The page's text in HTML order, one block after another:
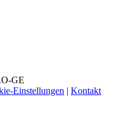
GE
Einstellungen | Kontakt